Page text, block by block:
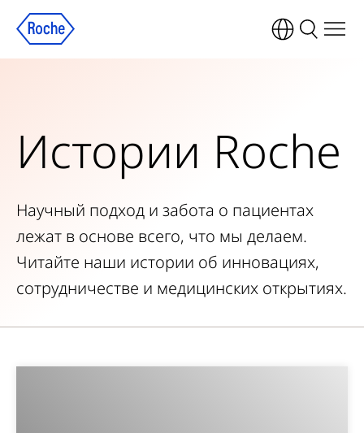
Истории Roche
Научный подход и забота о пациентах
лежат в основе всего, что мы делаем.
Читайте наши истории об инновациях,
сотрудничестве и медицинских открытиях.